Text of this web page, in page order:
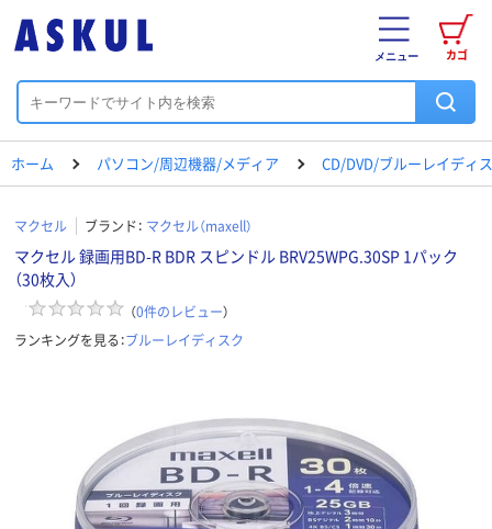
カゴ
メニュー
ホーム パソコン/周辺機器/メディア CD/DVD/ブルーレイディ
マクセル ブランド： マクセル（maxell）
マクセル 録画用BD-R BDR スピンドル BRV25WPG.30SP 1パック
（30枚入）
（0件のレビュー）
ランキングを見る：ブルーレイディスク